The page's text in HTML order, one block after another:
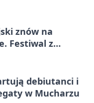
znów na
Festiwal z
debiutanci i
w Mucharzu